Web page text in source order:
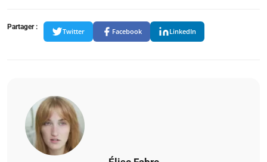
Partager :
Twitter Facebook LinkedIn